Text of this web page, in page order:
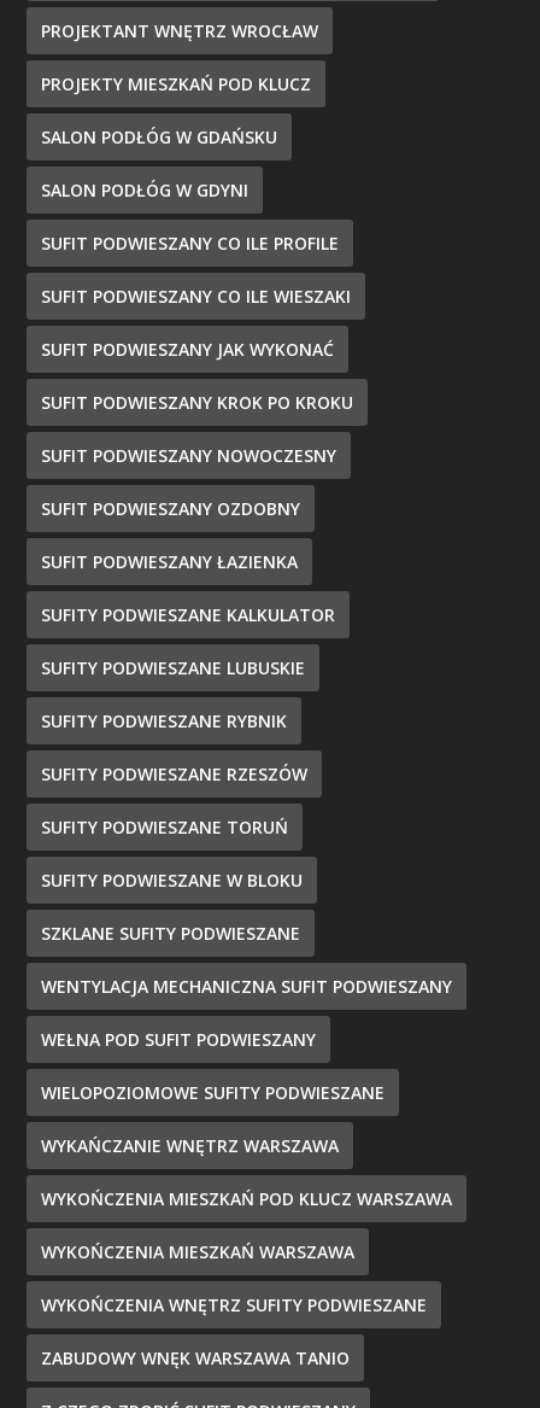
PROJEKTANT WNĘTRZ WROCŁAW
PROJEKTY MIESZKAŃ POD KLUCZ
SALON PODŁÓG W GDAŃSKU
SALON PODŁÓG W GDYNI
SUFIT PODWIESZANY CO ILE PROFILE
SUFIT PODWIESZANY CO ILE WIESZAKI
SUFIT PODWIESZANY JAK WYKONAĆ
SUFIT PODWIESZANY KROK PO KROKU
SUFIT PODWIESZANY NOWOCZESNY
SUFIT PODWIESZANY OZDOBNY
SUFIT PODWIESZANY ŁAZIENKA
SUFITY PODWIESZANE KALKULATOR
SUFITY PODWIESZANE LUBUSKIE
SUFITY PODWIESZANE RYBNIK
SUFITY PODWIESZANE RZESZÓW
SUFITY PODWIESZANE TORUŃ
SUFITY PODWIESZANE W BLOKU
SZKLANE SUFITY PODWIESZANE
WENTYLACJA MECHANICZNA SUFIT PODWIESZANY
WEŁNA POD SUFIT PODWIESZANY
WIELOPOZIOMOWE SUFITY PODWIESZANE
WYKAŃCZANIE WNĘTRZ WARSZAWA
WYKOŃCZENIA MIESZKAŃ POD KLUCZ WARSZAWA
WYKOŃCZENIA MIESZKAŃ WARSZAWA
WYKOŃCZENIA WNĘTRZ SUFITY PODWIESZANE
ZABUDOWY WNĘK WARSZAWA TANIO